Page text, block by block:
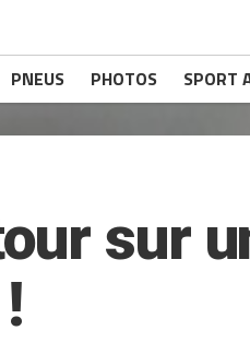
PNEUS PHOTOS SPORT
sur